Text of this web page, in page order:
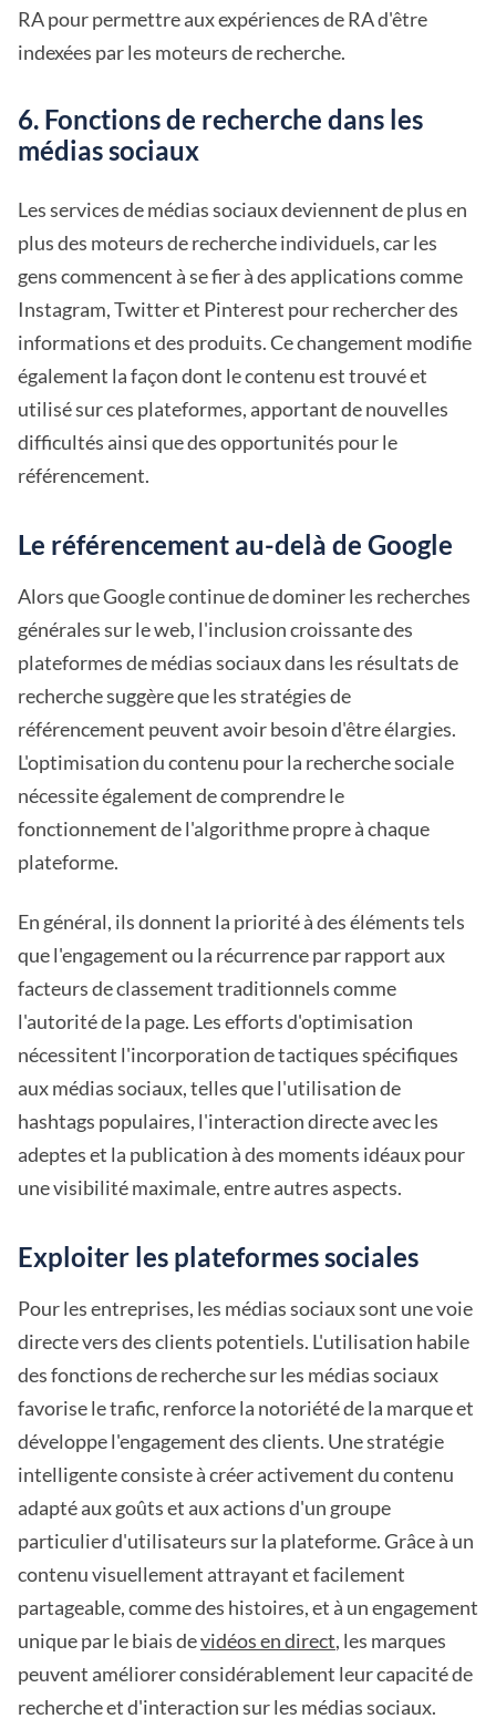
RA pour permettre aux expériences de RA d'être
indexées par les moteurs de recherche.
6. Fonctions de recherche dans les
médias sociaux
Les services de médias sociaux deviennent de plus en
plus des moteurs de recherche individuels, car les
gens commencent à se fier à des applications comme
Instagram, Twitter et Pinterest pour rechercher des
informations et des produits. Ce changement modifie
également la façon dont le contenu est trouvé et
utilisé sur ces plateformes, apportant de nouvelles
difficultés ainsi que des opportunités pour le
référencement.
Le référencement au-delà de Google
Alors que Google continue de dominer les recherches
générales sur le web, l'inclusion croissante des
plateformes de médias sociaux dans les résultats de
recherche suggère que les stratégies de
référencement peuvent avoir besoin d'être élargies.
L'optimisation du contenu pour la recherche sociale
nécessite également de comprendre le
fonctionnement de l'algorithme propre à chaque
plateforme.
En général, ils donnent la priorité à des éléments tels
que l'engagement ou la récurrence par rapport aux
facteurs de classement traditionnels comme
l'autorité de la page. Les efforts d'optimisation
nécessitent l'incorporation de tactiques spécifiques
aux médias sociaux, telles que l'utilisation de
hashtags populaires, l'interaction directe avec les
adeptes et la publication à des moments idéaux pour
une visibilité maximale, entre autres aspects.
Exploiter les plateformes sociales
Pour les entreprises, les médias sociaux sont une voie
directe vers des clients potentiels. L'utilisation habile
des fonctions de recherche sur les médias sociaux
favorise le trafic, renforce la notoriété de la marque et
développe l'engagement des clients. Une stratégie
intelligente consiste à créer activement du contenu
adapté aux goûts et aux actions d'un groupe
particulier d'utilisateurs sur la plateforme. Grâce à un
contenu visuellement attrayant et facilement
partageable, comme des histoires, et à un engagement
unique par le biais devidéos en direct, les marques
peuvent améliorer considérablement leur capacité de
recherche et d'interaction sur les médias sociaux.